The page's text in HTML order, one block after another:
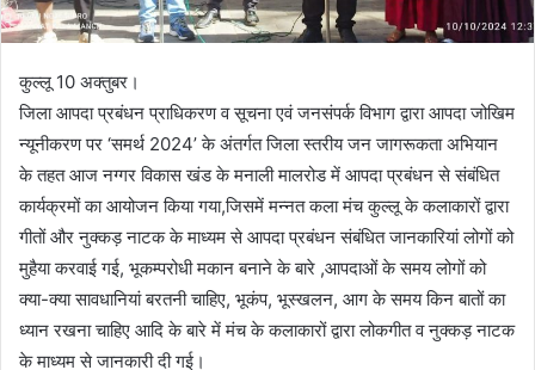
कुल्लू 10 अक्तुबर।
जिला आपदा प्रबंधन प्राधिकरण व सूचना एवं जनसंपर्क विभाग द्वारा आपदा जोखिम
न्यूनीकरण पर ‘समर्थ 2024’ के अंतर्गत जिला स्तरीय जन जागरूकता अभियान
के तहत आज नग्गर विकास खंड के मनाली मालरोड में आपदा प्रबंधन से संबंधित
कार्यक्रमों का आयोजन किया गया,जिसमें मन्नत कला मंच कुल्लू के कलाकारों द्वारा
गीतों और नुक्कड़ नाटक के माध्यम से आपदा प्रबंधन संबंधित जानकारियां लोगों को
मुहैया करवाई गई, भूकम्परोधी मकान बनाने के बारे ,आपदाओं के समय लोगों को
क्या-क्या सावधानियां बरतनी चाहिए, भूकंप, भूस्खलन, आग के समय किन बातों का
ध्यान रखना चाहिए आदि के बारे में मंच के कलाकारों द्वारा लोकगीत व नुक्कड़ नाटक
के माध्यम से जानकारी दी गई।